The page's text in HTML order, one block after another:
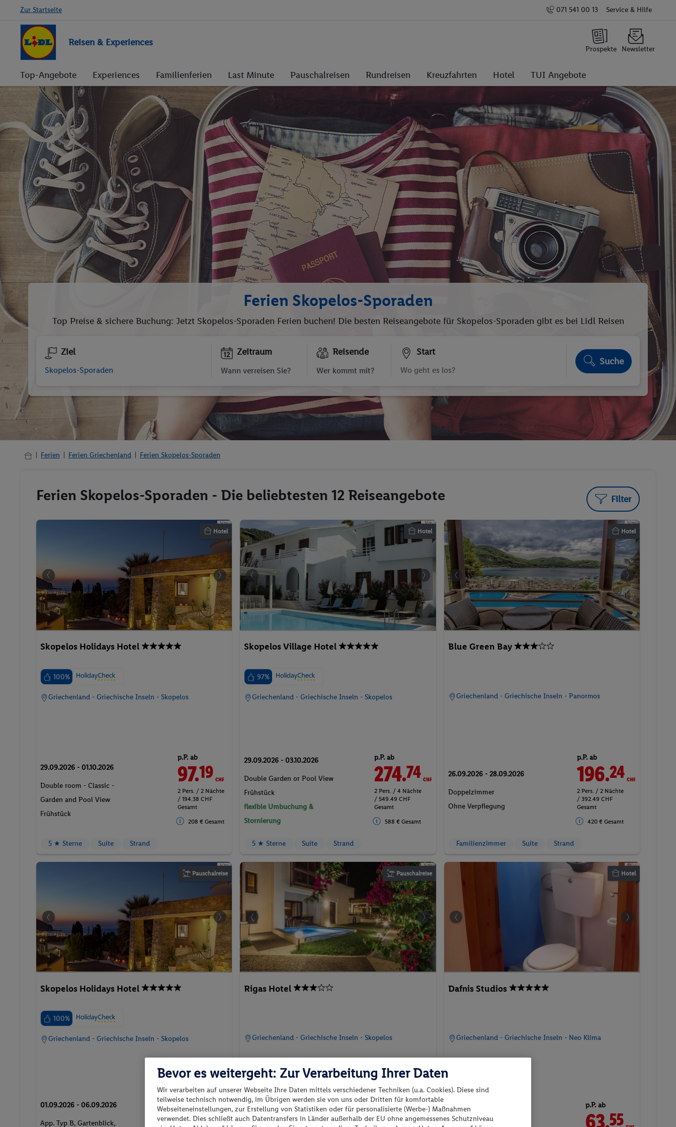
Zur Startseite 071 541 00 13 Service & Hilfe
Reisen & Experiences
Prospekte Newsletter
Top-Angebote Experiences Familienferien Last Minute Pauschalreisen Rundreisen Kreuzfahrten Hotel TUI Angebote
Ferien Skopelos-Sporaden
Top Preise & sichere Buchung: Jetzt Skopelos-Sporaden Ferien buchen! Die besten Reiseangebote für Skopelos-Sporaden gibt es bei Lidl Reisen
Ziel Zeitraum
Wann verreisen Sie?
Reisende
Wer kommt mit?
Start
Suche
Ferien Ferien Griechenland Ferien Skopelos-Sporaden
Ferien Skopelos-Sporaden - Die beliebtesten 12 Reiseangebote Filter
Hotel
Skopelos Holidays Hotel
100%
Griechenland - Griechische Inseln - Skopelos
29.09.2026 - 01.10.2026
Double room - Classic -
Garden and Pool View
Frühstück
p.P. ab
97.19CHF
2 Pers. / 2 Nächte
/ 194.38 CHF
Gesamt
208 € Gesamt
5 ★ Sterne Suite Strand
Hotel
Skopelos Village Hotel
97%
Griechenland - Griechische Inseln - Skopelos
29.09.2026 - 03.10.2026
Double Garden or Pool View
Frühstück
flexible Umbuchung &
Stornierung
p.P. ab
274.74CHF
2 Pers. / 4 Nächte
/ 549.49 CHF
Gesamt
588 € Gesamt
5 ★ Sterne Suite Strand
Hotel
Blue Green Bay
Griechenland - Griechische Inseln - Panormos
26.09.2026 - 28.09.2026
Doppelzimmer
Ohne Verpflegung
p.P. ab
196.24CHF
2 Pers. / 2 Nächte
/ 392.49 CHF
Gesamt
420 € Gesamt
Familienzimmer Suite Strand
Pauschalreise
Skopelos Holidays Hotel
100%
Griechenland - Griechische Inseln - Skopelos
01.09.2026 - 06.09.2026
App. Typ B, Gartenblick,
p.P. ab
788.72CHF
Pauschalreise
Rigas Hotel
Griechenland - Griechische Inseln - Skopelos
21.09.2026 - 28.09.2026
Studio, Gartenblick,
p.P. ab
697.14CHF
Hotel
Dafnis Studios
Griechenland - Griechische Inseln - Neo Klima
23.09.2026 - 25.09.2026
p.P. ab
63.55CHF
Bevor es weitergeht: Zur Verarbeitung Ihrer Daten
Wir verarbeiten auf unserer Webseite Ihre Daten mittels verschiedener Techniken (u.a. Cookies). Diese sind
teilweise technisch notwendig, im Übrigen werden sie von uns oder Dritten für komfortable
Webseiteneinstellungen, zur Erstellung von Statistiken oder für personalisierte (Werbe-) Maßnahmen
verwendet. Dies schließt auch Datentransfers in Länder außerhalb der EU ohne angemessenes Schutzniveau